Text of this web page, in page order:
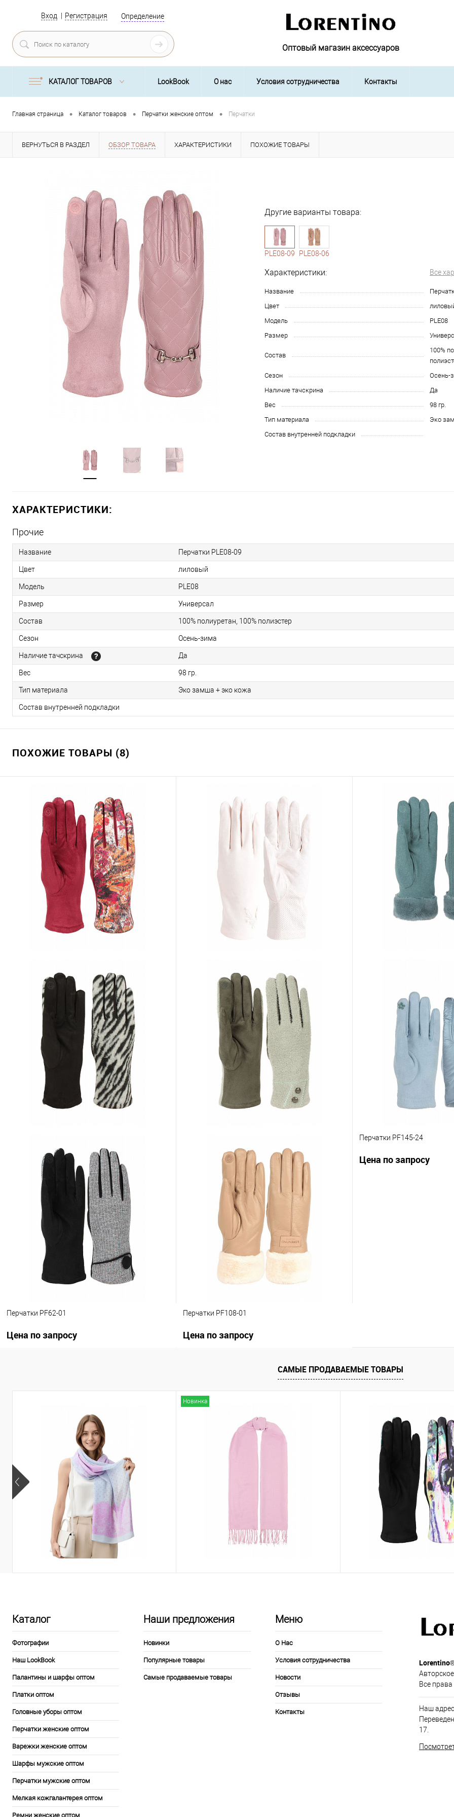
Вход Регистрация Определение
Оптовый магазин аксессуаров
КАТАЛОГ ТОВАРОВ LookBook О нас Условия сотрудничества Контакты
Главная страница • Каталог товаров • Перчатки женские оптом • Перчатки
ВЕРНУТЬСЯ В РАЗДЕЛ ОБЗОР ТОВАРА ХАРАКТЕРИСТИКИ ПОХОЖИЕ ТОВАРЫ
Другие варианты товара:
1-10
PLE08-09
1-6
PLE08-06
Характеристики: Все
Название
Цвет
Модель
PLE08
Размер
Состав
100%
Сезон
Осень-
Наличие тачскрина
Да
Вес
98 гр.
Тип материала
Эко
Состав внутренней подкладки
ХАРАКТЕРИСТИКИ:
Прочие
Название Перчатки PLE08-09
Цвет лиловый
Модель PLE08
Размер Универсал
Состав 100% полиуретан, 100% полиэстер
Сезон Осень-зима
Наличие тачскрина Да
Вес 98 гр.
Тип материала Эко замша + эко кожа
Состав внутренней подкладки
ПОХОЖИЕ ТОВАРЫ (8)
Цена по запросу
Запросить цену
К сравнению В избранное
Другие варианты товара
Цена по запросу
Запросить цену
В избранное
Другие варианты товара
1-3 1-4
К сравнению
Другие варианты товара
Цена по запросу
Запросить цену
К сравнению В избранное
Другие варианты товара
Цена по запросу
Запросить цену
К сравнению В избранное
Другие варианты товара
Перчатки PF145-24
Цена по запросу
Перчатки PF62-01
Цена по запросу
К сравнению В избранное
1-4
Перчатки PF108-01
Цена по запросу
Запросить цену
К сравнению В избранное
Другие варианты товара
2-3
САМЫЕ ПРОДАВАЕМЫЕ ТОВАРЫ
Новинка
Каталог
Фотографии
Наш LookBook
Палантины и шарфы оптом
Платки оптом
Головные уборы оптом
Перчатки женские оптом
Варежки женские оптом
Шарфы мужские оптом
Перчатки мужские оптом
Мелкая кожгалантерея оптом
Ремни женские оптом
Наши предложения
Новинки
Популярные товары
Самые продаваемые товары
Меню
О Нас
Условия сотрудничества
Новости
Отзывы
Контакты
Lorentino
Все
Наш
17.